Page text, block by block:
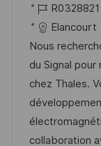
o
c
a
l
i
s
a
t
R
é
f
é
r
e
n
c
R0328821
Elancourt
Nous
du Signal
chez Thales.
collaboration